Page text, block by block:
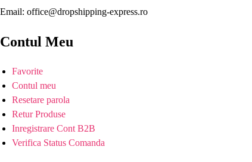
Email: office@dropshipping-express.ro
Contul Meu
Favorite
Contul meu
Resetare parola
Retur Produse
Inregistrare Cont B2B
Verifica Status Comanda